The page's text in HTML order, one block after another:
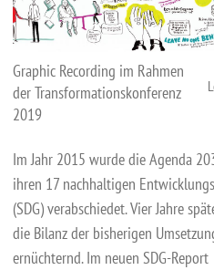
Graphic Recording im Rahmen
der Transformationskonferenz
2019
Im Jahr 2015 wurde die Agenda
ihren 17 nachhaltigen
(SDG) verabschiedet. Vier Jahre
die Bilanz der bisherigen
ernüchternd. Im neuen SDG-Report